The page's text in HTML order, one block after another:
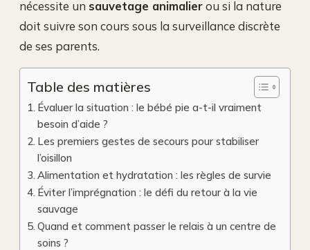
nécessite un sauvetage animalierou si la nature
doit suivre son cours sous la surveillance discrète
de ses parents.
Table des matières
Évaluer la situation : le bébé pie a-t-il vraiment
besoin d’aide ?
Les premiers gestes de secours pour stabiliser
l’oisillon
Alimentation et hydratation : les règles de survie
Éviter l’imprégnation : le défi du retour à la vie
sauvage
Quand et comment passer le relais à un centre de
soins ?